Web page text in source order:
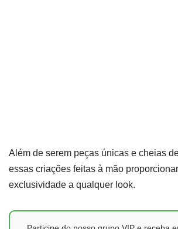
Além de serem peças únicas e cheias
essas criações feitas à mão
exclusividade a qualquer look.